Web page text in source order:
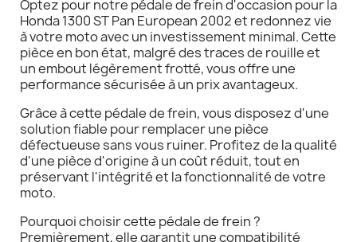
Optez pour notre pédale de frein d'occasion pour la
Honda 1300 ST Pan European 2002 et redonnez vie
à votre moto avec un investissement minimal. Cette
pièce en bon état, malgré des traces de rouille et
un embout légèrement frotté, vous offre une
performance sécurisée à un prix avantageux.
Grâce à cette pédale de frein, vous disposez d'une
solution fiable pour remplacer une pièce
défectueuse sans vous ruiner. Profitez de la qualité
d'une pièce d'origine à un coût réduit, tout en
préservant l'intégrité et la fonctionnalité de votre
moto.
Pourquoi choisir cette pédale de frein ?
Premièrement, elle garantit une compatibilité